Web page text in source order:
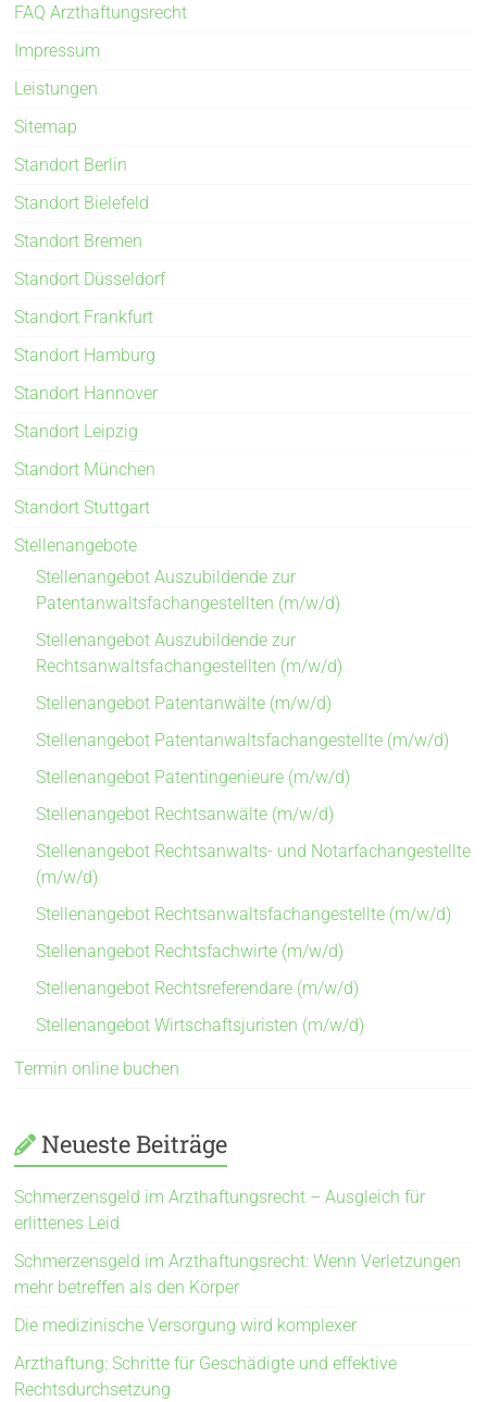
FAQ Arzthaftungsrecht
Impressum
Leistungen
Sitemap
Standort Berlin
Standort Bielefeld
Standort Bremen
Standort Düsseldorf
Standort Frankfurt
Standort Hamburg
Standort Hannover
Standort Leipzig
Standort München
Standort Stuttgart
Stellenangebote
Stellenangebot Auszubildende zur
Patentanwaltsfachangestellten (m/w/d)
Stellenangebot Auszubildende zur
Rechtsanwaltsfachangestellten (m/w/d)
Stellenangebot Patentanwälte (m/w/d)
Stellenangebot Patentanwaltsfachangestellte (m/w/d)
Stellenangebot Patentingenieure (m/w/d)
Stellenangebot Rechtsanwälte (m/w/d)
Stellenangebot Rechtsanwalts- und Notarfachangestellte
(m/w/d)
Stellenangebot Rechtsanwaltsfachangestellte (m/w/d)
Stellenangebot Rechtsfachwirte (m/w/d)
Stellenangebot Rechtsreferendare (m/w/d)
Stellenangebot Wirtschaftsjuristen (m/w/d)
Termin online buchen
Neueste Beiträge
Schmerzensgeld im Arzthaftungsrecht – Ausgleich für
erlittenes Leid
Schmerzensgeld im Arzthaftungsrecht: Wenn Verletzungen
mehr betreffen als den Körper
Die medizinische Versorgung wird komplexer
Arzthaftung: Schritte für Geschädigte und effektive
Rechtsdurchsetzung